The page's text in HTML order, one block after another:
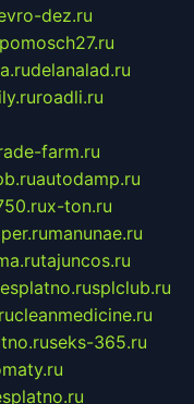
dez.ru
delanalad.ru
roadli.ru
farm.ru
autodamp.ru
x-ton.ru
manunae.ru
tajuncos.ru
splclub.ru
cleanmedicine.ru
seks-365.ru